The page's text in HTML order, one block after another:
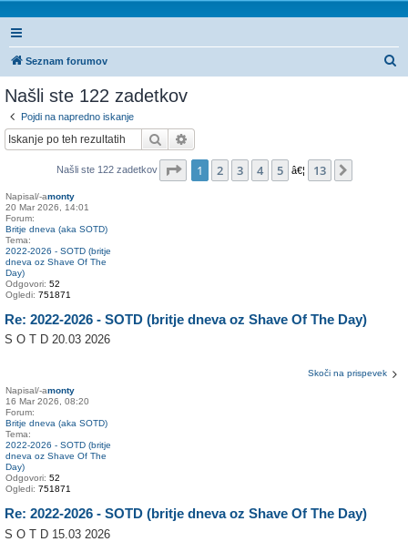
Seznam forumov
Našli ste 122 zadetkov
Pojdi na napredno iskanje
Iskanje
Našli ste 122 zadetkov Stran 1od13
1 2 3 4 5 â€¦ 13
Napisal/-amonty
20 Mar 2026, 14:01
Forum:
Britje dneva (aka SOTD)
Tema:
2022-2026 - SOTD (britje
dneva oz Shave Of The
Day)
Odgovori: 52
Ogledi: 751871
Re: 2022-2026 - SOTD (britje dneva oz Shave Of The Day)
S O T D 20.03 2026
Skoči na prispevek
Napisal/-amonty
16 Mar 2026, 08:20
Forum:
Britje dneva (aka SOTD)
Tema:
2022-2026 - SOTD (britje
dneva oz Shave Of The
Day)
Odgovori: 52
Ogledi: 751871
Re: 2022-2026 - SOTD (britje dneva oz Shave Of The Day)
S O T D 15.03 2026